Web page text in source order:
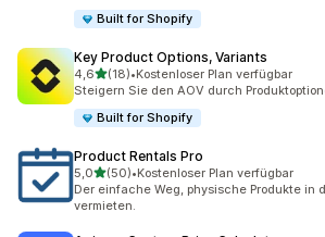
Built for Shopify
Key Product Options, Variants
4,6von 5 Sternen
(18)
18 Rezensionen insgesamt
•Kostenloser Plan verfügbar
Steigern Sie den AOV durch
Built for Shopify
Product Rentals Pro
5,0von 5 Sternen
(50)
50 Rezensionen insgesamt
•Kostenloser Plan verfügbar
Der einfache Weg, physische Produkte in
vermieten.